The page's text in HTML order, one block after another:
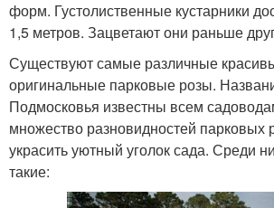
форм. Густолиственные кустарники
1,5 метров. Зацветают они раньше
Существуют самые различные
оригинальные парковые розы.
Подмосковья известны всем
множество разновидностей парковых
украсить уютный уголок сада. Среди
такие: